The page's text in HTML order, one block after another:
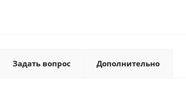
Задать вопрос Дополнительно